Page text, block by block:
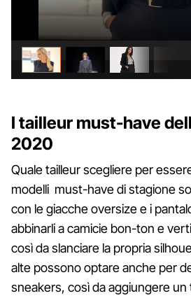
I tailleur must-have
2020
Quale tailleur scegliere per
modelli must-have di stagione
con le giacche oversize e i
abbinarli a camicie bon-ton e
così da slanciare la propria
alte possono optare anche per
sneakers, così da aggiungere un